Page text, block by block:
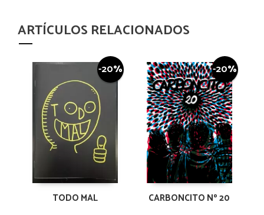
ARTÍCULOS RELACIONADOS
-20%
TODO MAL
-20%
CARBONCITO Nº 20